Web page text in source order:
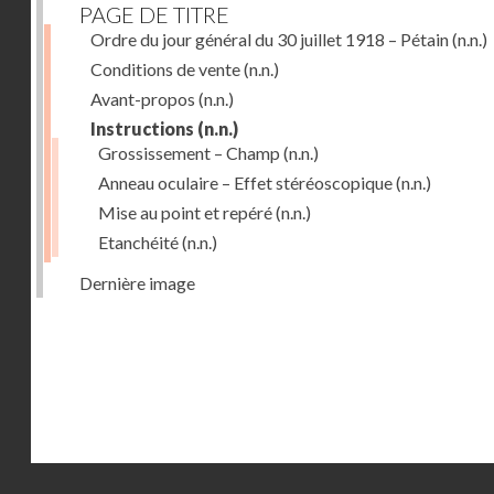
PAGE DE TITRE
Ordre du jour général du 30 juillet 1918 – Pétain(n.n.)
Conditions de vente(n.n.)
Avant-propos (n.n.)
Instructions (n.n.)
Grossissement – Champ (n.n.)
Anneau oculaire – Effet stéréoscopique(n.n.)
Mise au point et repéré(n.n.)
Etanchéité(n.n.)
Dernière image